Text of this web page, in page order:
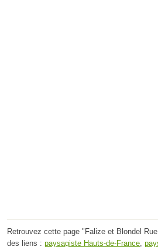
Retrouvez cette page "Falize et Blondel
des liens : paysagiste Hauts-de-France,